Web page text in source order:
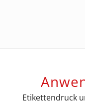
Etikettendruck